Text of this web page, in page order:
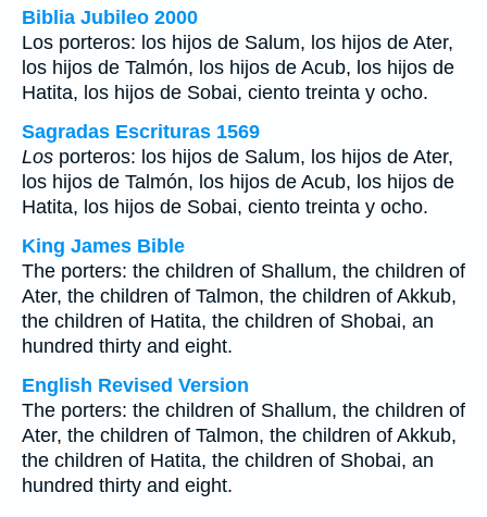
Biblia Jubileo 2000
Los porteros: los hijos de Salum, los hijos de Ater,
los hijos de Talmón, los hijos de Acub, los hijos de
Hatita, los hijos de Sobai, ciento treinta y ocho.
Sagradas Escrituras 1569
Los porteros: los hijos de Salum, los hijos de Ater,
los hijos de Talmón, los hijos de Acub, los hijos de
Hatita, los hijos de Sobai, ciento treinta y ocho.
King James Bible
The porters: the children of Shallum, the children of
Ater, the children of Talmon, the children of Akkub,
the children of Hatita, the children of Shobai, an
hundred thirty and eight.
English Revised Version
The porters: the children of Shallum, the children of
Ater, the children of Talmon, the children of Akkub,
the children of Hatita, the children of Shobai, an
hundred thirty and eight.